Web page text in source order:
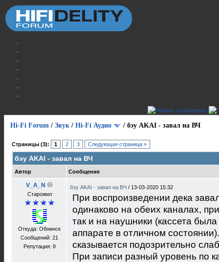
Hi-Fi Forum / Звук / Hi-Fi Аудио / бэу AKAI - завал на ВЧ
Страницы (3): 1 2 3 Следующая страница »
бэу AKAI - завал на ВЧ
Автор Сообщение
V_A_N
Старожил
Откуда: Обнинск
Сообщений: 21
Репутация: 0
бэу AKAI - завал на ВЧ / 13-03-2020 15:32
При воспроизведении дека
одинаково на обеих каналах,
так и на наушники (кассета
аппарате в отличном
сказывается подозрительно
При записи разный уровень по